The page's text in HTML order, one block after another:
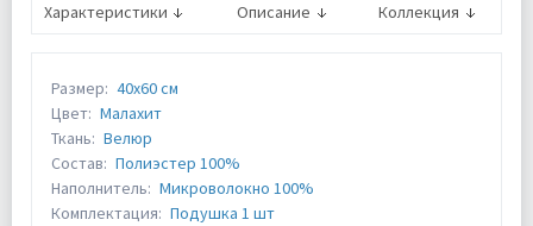
Характеристики Описание Коллекция
Размер: 40х60 см
Цвет: Малахит
Ткань: Велюр
Состав: Полиэстер 100%
Наполнитель: Микроволокно 100%
Комплектация: Подушка 1 шт